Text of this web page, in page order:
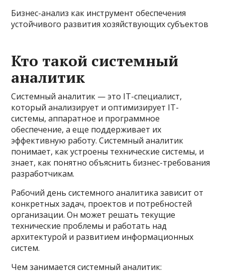
Бизнес-анализ как инструмент обеспечения
устойчивого развития хозяйствующих субъектов
Кто такой системный
аналитик
Системный аналитик — это IT-специалист,
который анализирует и оптимизирует IT-
системы, аппаратное и программное
обеспечение, а еще поддерживает их
эффективную работу. Системный аналитик
понимает, как устроены технические системы, и
знает, как понятно объяснить бизнес-требования
разработчикам.
Рабочий день системного аналитика зависит от
конкретных задач, проектов и потребностей
организации. Он может решать текущие
технические проблемы и работать над
архитектурой и развитием информационных
систем.
Чем занимается системный аналитик: